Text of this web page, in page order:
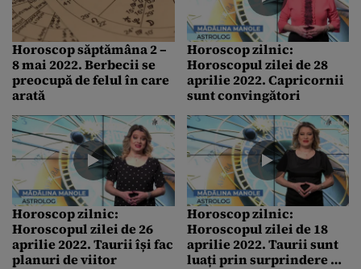
Horoscop săptămâna 2 –
8 mai 2022. Berbecii se
preocupă de felul în care
arată
Horoscop zilnic:
Horoscopul zilei de 28
aprilie 2022. Capricornii
sunt convingători
Horoscop zilnic:
Horoscopul zilei de 26
aprilie 2022. Taurii își fac
planuri de viitor
Horoscop zilnic:
Horoscopul zilei de 18
aprilie 2022. Taurii sunt
luați prin surprindere de